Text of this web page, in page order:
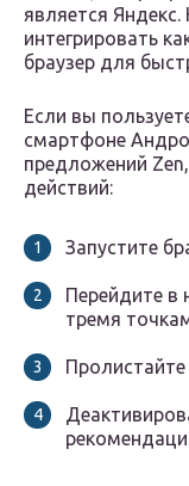
является
интегрировать
браузер для
Если вы
смартфоне
предложений
действий:
Запустите
Перейдите в
тремя